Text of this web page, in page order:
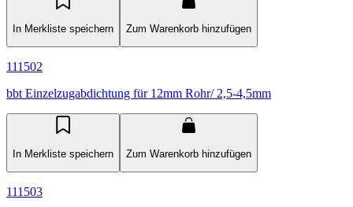
In Merkliste speichern Zum Warenkorb hinzufügen
111502
bbt Einzelzugabdichtung für 12mm Rohr/ 2,5-4,5mm
In Merkliste speichern Zum Warenkorb hinzufügen
111503